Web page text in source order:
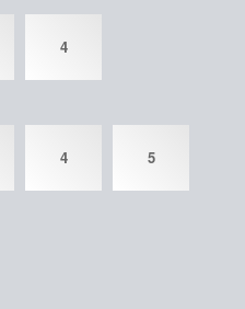
4
4 5